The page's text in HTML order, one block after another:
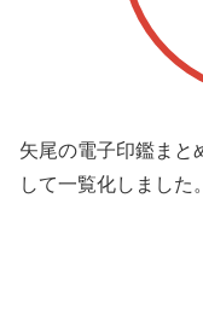
矢尾の電子印鑑まと
して一覧化しました。